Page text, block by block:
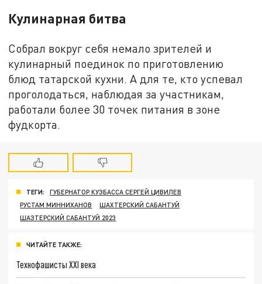
Кулинарная битва
Собрал вокруг себя немало зрителей и
кулинарный поединок по приготовлению
блюд татарской кухни. А для те, кто успевал
проголодаться, наблюдая за участникам,
работали более 30 точек питания в зоне
фудкорта.
ТЕГИ:
ГУБЕРНАТОР КУЗБАССА СЕРГЕЙ ЦИВИЛЕВ
РУСТАМ МИННИХАНОВ
ШАХТЕРСКИЙ САБАНТУЙ
ШАЗТЕРСКИЙ САБАНТУЙ 2023
ЧИТАЙТЕ ТАКЖЕ:
Технофашисты XXI века